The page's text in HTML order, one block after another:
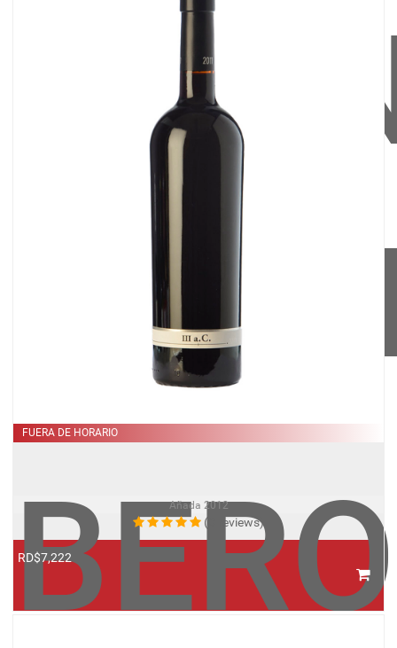
FUERA DE HORARIO
Añada 2012
(0 reviews)
RD$7,222